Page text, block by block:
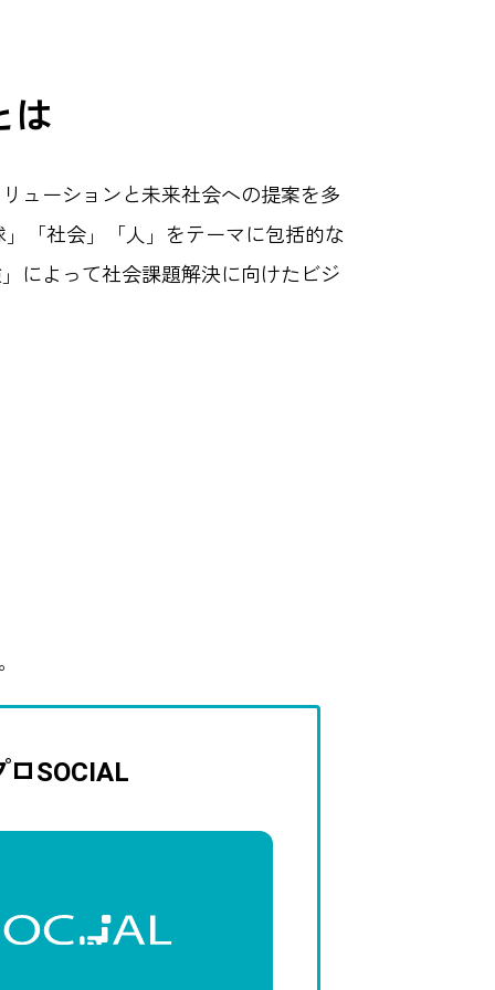
は
ューションと未来社会への提案を多
「社会」「人」をテーマに包括的な
によって社会課題解決に向けたビジ
ロSOCIAL